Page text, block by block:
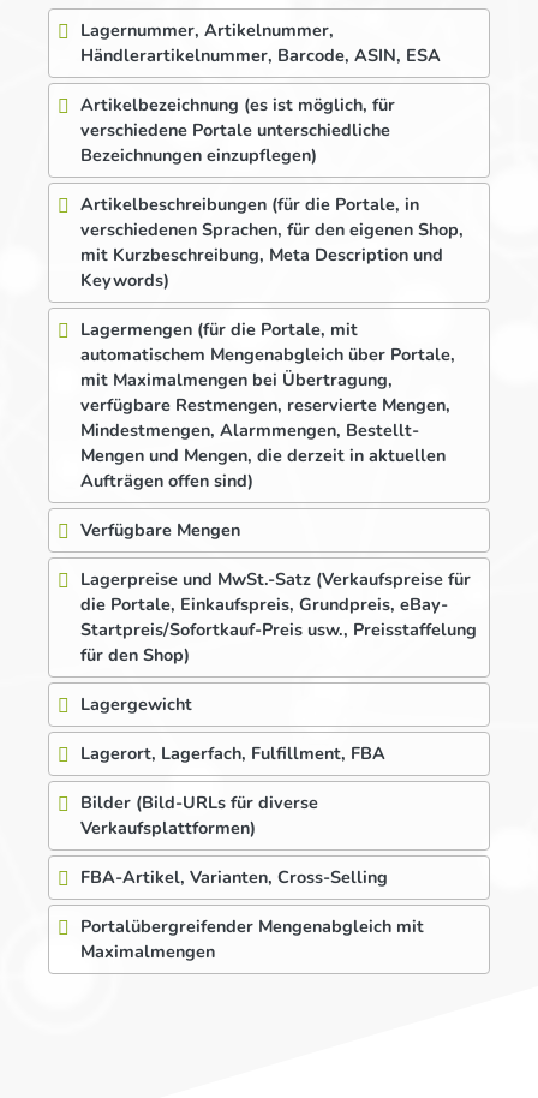
Lagernummer, Artikelnummer,
Händlerartikelnummer, Barcode, ASIN, ESA
Artikelbezeichnung (es ist möglich, für
verschiedene Portale unterschiedliche
Bezeichnungen einzupflegen)
Artikelbeschreibungen (für die Portale, in
verschiedenen Sprachen, für den eigenen Shop,
mit Kurzbeschreibung, Meta Description und
Keywords)
Lagermengen (für die Portale, mit
automatischem Mengenabgleich über Portale,
mit Maximalmengen bei Übertragung,
verfügbare Restmengen, reservierte Mengen,
Mindestmengen, Alarmmengen, Bestellt-
Mengen und Mengen, die derzeit in aktuellen
Aufträgen offen sind)
Verfügbare Mengen
Lagerpreise und MwSt.-Satz (Verkaufspreise für
die Portale, Einkaufspreis, Grundpreis, eBay-
Startpreis/Sofortkauf-Preis usw., Preisstaffelung
für den Shop)
Lagergewicht
Lagerort, Lagerfach, Fulfillment, FBA
Bilder (Bild-URLs für diverse
Verkaufsplattformen)
FBA-Artikel, Varianten, Cross-Selling
Portalübergreifender Mengenabgleich mit
Maximalmengen